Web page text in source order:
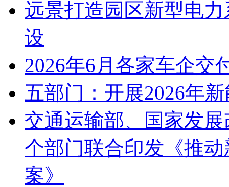
远景打造园区新型电
设
2026年6月各家车企交
五部门：开展2026年
交通运输部、国家发
个部门联合印发《推
案》